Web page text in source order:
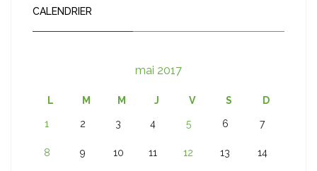
CALENDRIER
mai 2017
L M M J V S D
1 2 3 4 5 6 7
8 9 10 11 12 13 14